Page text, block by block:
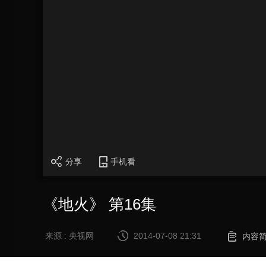
分享 手机看
《地火》 第16集
来源 : 央视网 2014-07-08 21:31 内容